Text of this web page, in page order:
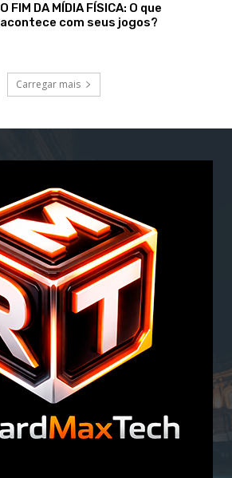
O FIM DA MÍDIA FÍSICA: O que
acontece com seus jogos?
Carregar mais